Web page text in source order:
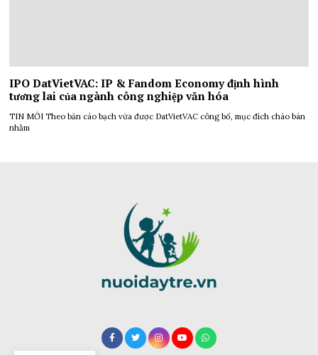
IPO DatVietVAC: IP & Fandom Economy định hình
tương lai của ngành công nghiệp văn hóa
TIN MỚI Theo bản cáo bạch vừa được DatVietVAC công bố, mục đích chào bán
nhằm